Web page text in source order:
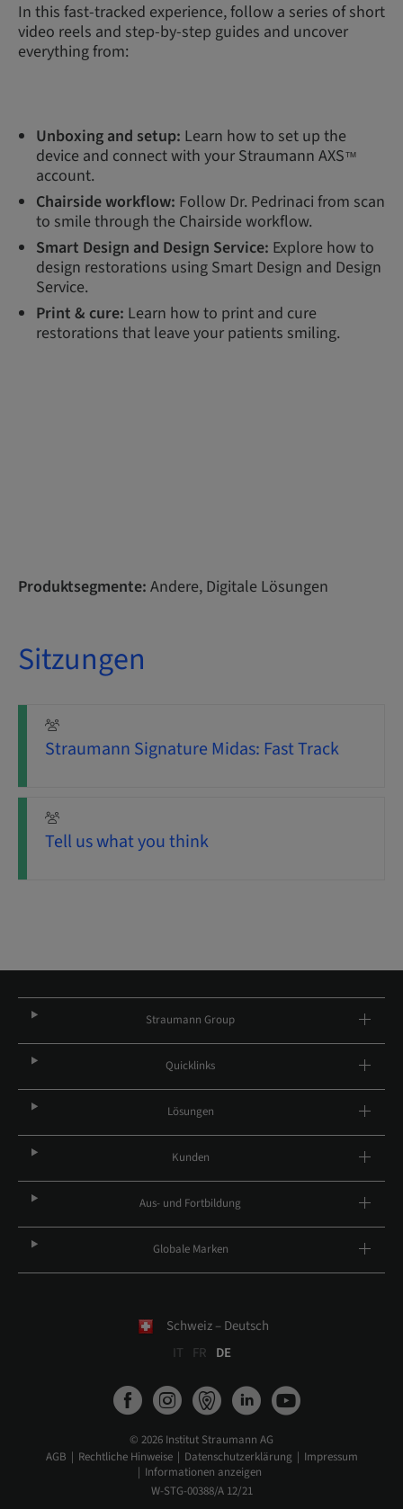
In this fast-tracked experience, follow a series of short
video reels and step-by-step guides and uncover
everything from:
Unboxing and setup: Learn how to set up the
device and connect with your Straumann AXS™
account.
Chairside workflow: Follow Dr. Pedrinaci from scan
to smile through the Chairside workflow.
Smart Design and Design Service: Explore how to
design restorations using Smart Design and Design
Service.
Print & cure: Learn how to print and cure
restorations that leave your patients smiling.
Produktsegmente: Andere, Digitale Lösungen
Sitzungen
Straumann Signature Midas: Fast Track
Tell us what you think
Straumann Group
Quicklinks
Lösungen
Kunden
Aus- und Fortbildung
Globale Marken
Schweiz – Deutsch
IT
FR DE
© 2026 Institut Straumann AG
AGB
Rechtliche Hinweise Datenschutzerklärung
Impressum
Informationen anzeigen
W-STG-00388/A 12/21